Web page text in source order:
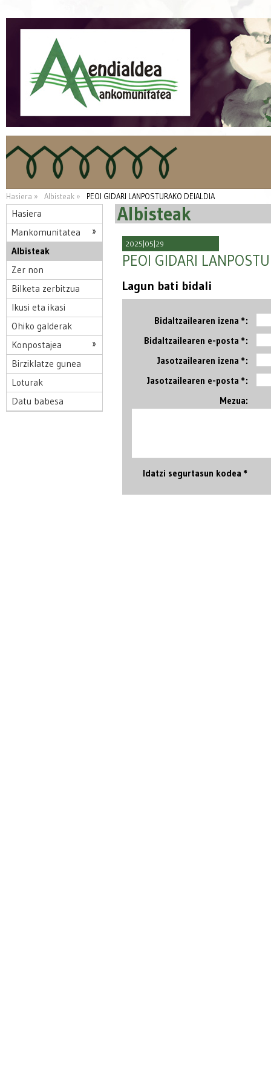
Hasiera » Albisteak » PEOI GIDARI LANPOSTURAKO DEIALDIA
Hasiera
Mankomunitatea
Albisteak
Zer non
Bilketa zerbitzua
Ikusi eta ikasi
Ohiko galderak
Konpostajea
Birziklatze gunea
Loturak
Datu babesa
Albisteak
2025|05|29
PEOI GIDARI
Lagun bati bidali
Bidaltzailearen izena *:
Bidaltzailearen e-posta *:
Jasotzailearen izena *:
Jasotzailearen e-posta *:
Mezua:
Idatzi segurtasun kodea *